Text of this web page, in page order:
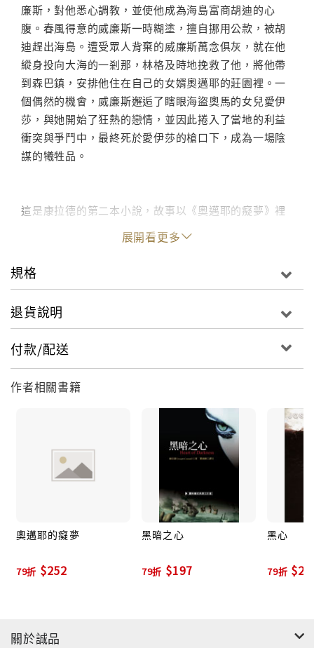
廉斯，對他悉心調教，並使他成為海島富商胡迪的心
腹。春風得意的威廉斯一時糊塗，擅自挪用公款，被胡
迪趕出海島。遭受眾人背棄的威廉斯萬念俱灰，就在他
縱身投向大海的一剎那，林格及時地挽救了他，將他帶
到森巴鎮，安排他住在自己的女婿奧邁耶的莊園裡。一
個偶然的機會，威廉斯邂逅了瞎眼海盜奧馬的女兒愛伊
莎，與她開始了狂熱的戀情，並因此捲入了當地的利益
衝突與爭鬥中，最終死於愛伊莎的槍口下，成為一場陰
謀的犧牲品。
這是康拉德的第二本小說，故事以《奧邁耶的癡夢》裡
的人物——奧邁耶的丈人林格船長——為中心，所鋪衍
出來的二部曲。也是他的第一個長篇小說。
■作者簡介
康拉德（JOSEPH CONRAD, 1857-1924）
擅長描寫海洋文學的英國小說家。他用二十年的時間體
驗海洋人生，再用三十年的時間開創文學生涯。所寫的
作品：《吉姆爺》(Lord Jim)、《黑心》(Heart of
Darkness，或譯《黑暗的心》)、《救援》(The
Rescue，或譯《拯救》)、《我們的人》(Nostromo或
譯《諾斯楚摩》)入選二十世紀百大英文小說。著名的批
評家李維斯（F. R. LEAVIS, 1895-1978）更將他列在英
水手，後轉到英國船上服務，並取得船長資格，且入籍
婪而無能的殖民者。作品內容對殖民者的貪婪墮落有深
展開看更多
規格
退貨說明
付款/配送
作者相關書籍
奧邁耶的癡夢
79折 $252
黑暗之心
79折 $197
黑心
79折
關於誠品